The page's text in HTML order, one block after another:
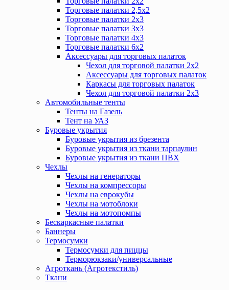
Торговые палатки 2,5х2
Торговые палатки 2х3
Торговые палатки 3х3
Торговые палатки 4х3
Торговые палатки 6х2
Аксессуары для торговых палаток
Чехол для торговой палатки 2х2
Аксессуары для торговых палаток
Каркасы для торговых палаток
Чехол для торговой палатки 2х3
Автомобильные тенты
Тенты на Газель
Тент на УАЗ
Буровые укрытия
Буровые укрытия из брезента
Буровые укрытия из ткани тарпаулин
Буровые укрытия из ткани ПВХ
Чехлы
Чехлы на генераторы
Чехлы на компрессоры
Чехлы на еврокубы
Чехлы на мотоблоки
Чехлы на мотопомпы
Бескаркасные палатки
Баннеры
Термосумки
Термосумки для пиццы
Терморюкзаки/универсальные
Агроткань (Агротекстиль)
Ткани